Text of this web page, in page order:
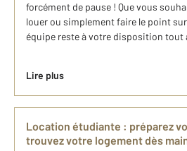
forcément de pause ! Que vous
louer ou simplement faire le point
équipe reste à votre disposition tout
Lire plus
Location étudiante : préparez
trouvez votre logement dès